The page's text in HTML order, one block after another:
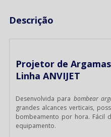
Descrição
Projetor de
Linha ANVIJET
Desenvolvida para bombear
grandes alcances verticais,
bombeamento por hora. Fácil
equipamento.